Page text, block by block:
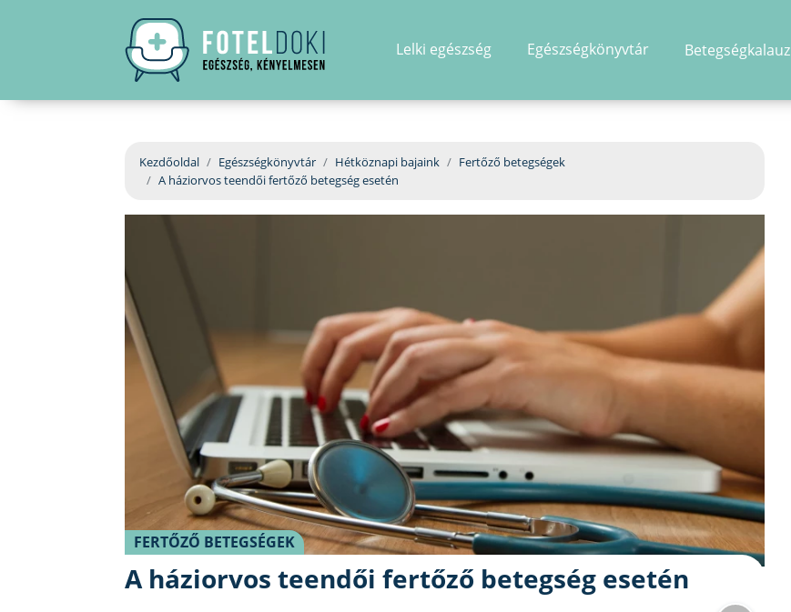
Lelki egészség Egészségkönyvtár Betegségkalauz
Kezdőoldal Egészségkönyvtár Hétköznapi bajaink
Fertőző betegségek
A háziorvos teendői fertőző betegség esetén
FERTŐZŐ BETEGSÉGEK
A háziorvos teendői fertőző betegség esetén